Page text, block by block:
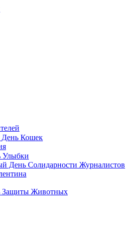
Кошек
Улыбки
День Солидарности Журналистов
Защиты Животных